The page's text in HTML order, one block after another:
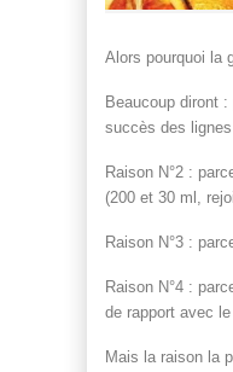
Alors pourquoi la
Beaucoup diront
succès des
Raison N°2 :
(200 et 30 ml,
Raison N°3 :
Raison N°4 :
de rapport avec
Mais la raison la